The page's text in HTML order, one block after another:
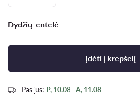
Dydžių lentelė
Įdėti į krepšelį
Pas jus: P, 10.08 - A, 11.08